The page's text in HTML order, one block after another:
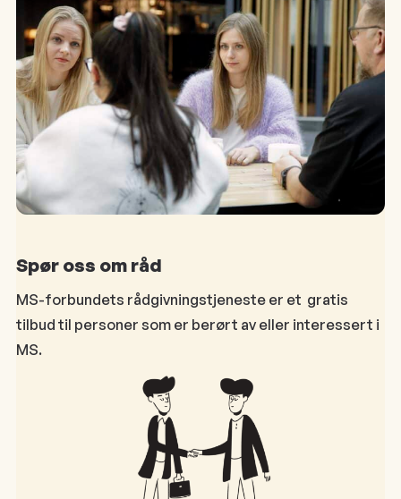
Spør oss om råd
MS-forbundets rådgivningstjeneste er et gratis
tilbud til personer som er berørt av eller interessert i
MS.